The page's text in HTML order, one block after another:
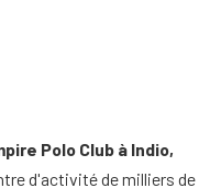
Polo Club à Indio,
d'activité de milliers de